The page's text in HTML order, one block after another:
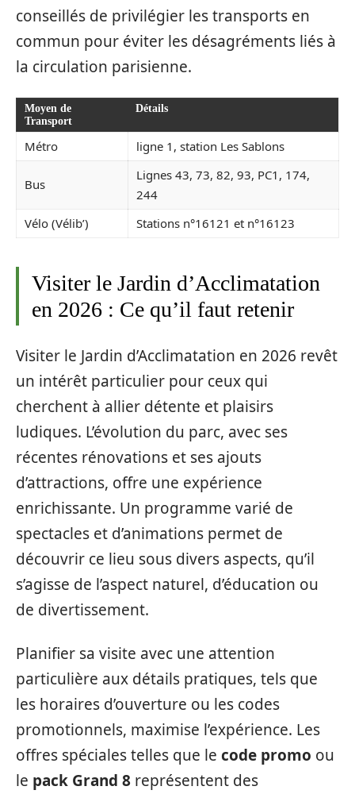
conseillés de privilégier les transports en
commun pour éviter les désagréments liés à
la circulation parisienne.
Moyen de
Transport
Détails
Métro ligne 1, station Les Sablons
Bus
Lignes 43, 73, 82, 93, PC1, 174,
244
Vélo (Vélib’)
Stations n°16121 et n°16123
Visiter le Jardin d’Acclimatation
en 2026 : Ce qu’il faut retenir
Visiter le Jardin d’Acclimatation en 2026 revêt
un intérêt particulier pour ceux qui
cherchent à allier détente et plaisirs
ludiques. L’évolution du parc, avec ses
récentes rénovations et ses ajouts
d’attractions, offre une expérience
enrichissante. Un programme varié de
spectacles et d’animations permet de
découvrir ce lieu sous divers aspects, qu’il
s’agisse de l’aspect naturel, d’éducation ou
de divertissement.
Planifier sa visite avec une attention
particulière aux détails pratiques, tels que
les horaires d’ouverture ou les codes
promotionnels, maximise l’expérience. Les
offres spéciales telles que le code promo ou
le pack Grand 8 représentent des